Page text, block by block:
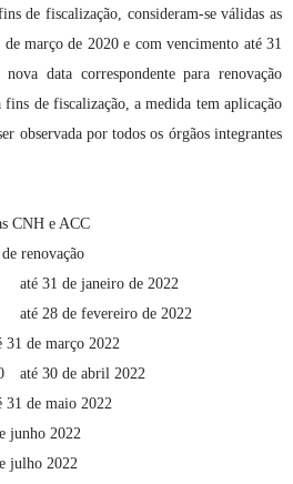
de fiscalização, consideram-se válidas as
março de 2020 e com vencimento até 31
data correspondente para renovação
de fiscalização, a medida tem aplicação
observada por todos os órgãos integrantes
CNH e ACC
renovação
até 31 de janeiro de 2022
até 28 de fevereiro de 2022
31 de março 2022
até 30 de abril 2022
31 de maio 2022
junho 2022
julho 2022